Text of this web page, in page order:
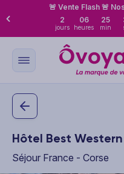
🚨 Vente Flash 🚨
2
jours
06
heures
25
min
Hôtel Best Western
Séjour France - Corse